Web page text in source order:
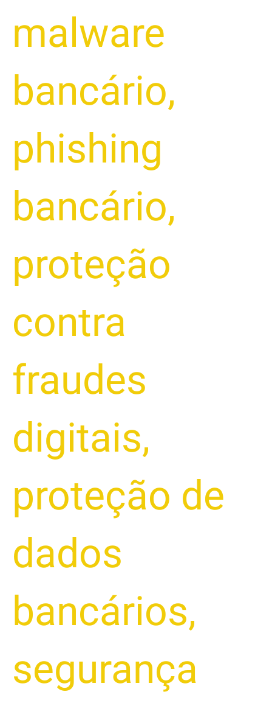
malware
bancário,
phishing
bancário,
proteção
contra
fraudes
digitais,
proteção de
dados
bancários,
segurança